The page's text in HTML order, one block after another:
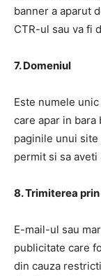
banner a aparut
CTR-ul sau va fi
7. Domeniul
Este numele
care apar in
paginile unui
permit si sa
8. Trimiterea
E-mail-ul sau
publicitate care
din cauza